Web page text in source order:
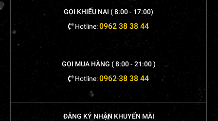
GỌI KHIẾU NẠI ( 8:00 - 17:00)
Hotline:0962 38 38 44
GỌI MUA HÀNG ( 8:00 - 21:00 )
Hotline:0962 38 38 44
ĐĂNG KÝ NHẬN KHUYẾN MÃI